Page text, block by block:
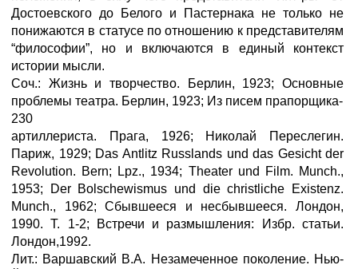
Достоевского до Белого и Пастернака не только не
понижаются в статусе по отношению к представителям
“философии”, но и включаются в единый контекст
истории мысли.
Соч.: Жизнь и творчество. Берлин, 1923; Основные
проблемы театра. Берлин, 1923; Из писем прапорщика-
230
артиллериста. Прага, 1926; Николай Переслегин.
Париж, 1929; Das Antlitz Russlands und das Gesicht der
Revolution. Bern; Lpz., 1934; Theater und Film. Munch.,
1953; Der Bolschewismus und die christliche Existenz.
Munch., 1962; Сбывшееся и несбывшееся. Лондон,
1990. Т. 1-2; Встречи и размышления: Избр. статьи.
Лондон,1992.
Лит.: Варшавский В.А. Незамеченное поколение. Нью-